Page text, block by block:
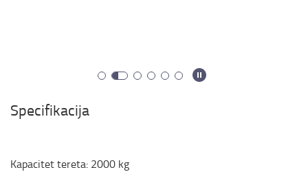
Specifikacija
Kapacitet tereta: 2000 kg